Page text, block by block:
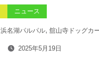
ニュース
浜名湖パルパル, 舘山寺ドッグカ
2025年5月19日